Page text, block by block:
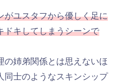
がユスタフから優しく足に
ドキしてしまうシーンで
の姉弟関係とは思えないほ
同士のようなスキンシップ